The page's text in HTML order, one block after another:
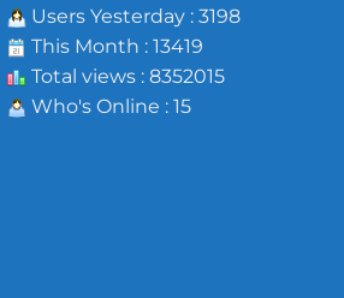
Users Yesterday : 3198
This Month : 13419
Total views : 8352015
Who's Online : 15